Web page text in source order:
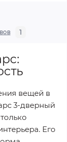
1
вещей в
3-дверный
Его